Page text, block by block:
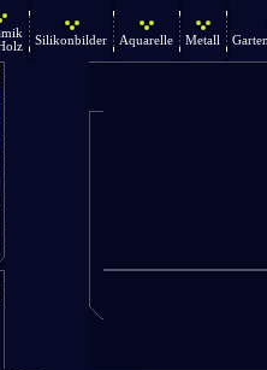
Silikonbilder Aquarelle Metall